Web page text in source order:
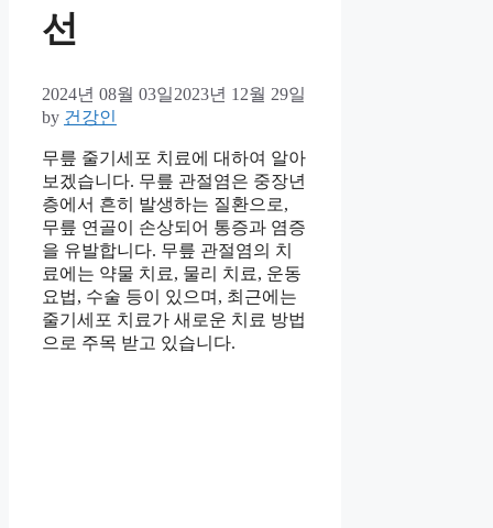
선
2024년 08월 03일2023년 12월 29일
by 건강인
무릎 줄기세포 치료에 대하여 알아
보겠습니다. 무릎 관절염은 중장년
층에서 흔히 발생하는 질환으로,
무릎 연골이 손상되어 통증과 염증
을 유발합니다. 무릎 관절염의 치
료에는 약물 치료, 물리 치료, 운동
요법, 수술 등이 있으며, 최근에는
줄기세포 치료가 새로운 치료 방법
으로 주목 받고 있습니다.